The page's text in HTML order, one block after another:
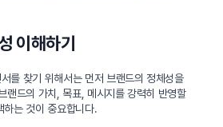
이해하기
를 찾기 위해서는 먼저 브랜드의 정체성을
랜드의 가치, 목표, 메시지를 강력히 반영할
하는 것이 중요합니다.